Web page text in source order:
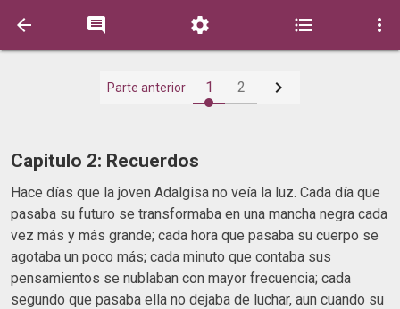
    
Parte anterior 1 2 
Capitulo 2: Recuerdos
Hace días que la joven Adalgisa no veía la luz. Cada día que
pasaba su futuro se transformaba en una mancha negra cada
vez más y más grande; cada hora que pasaba su cuerpo se
agotaba un poco más; cada minuto que contaba sus
pensamientos se nublaban con mayor frecuencia; cada
segundo que pasaba ella no dejaba de luchar, aun cuando su